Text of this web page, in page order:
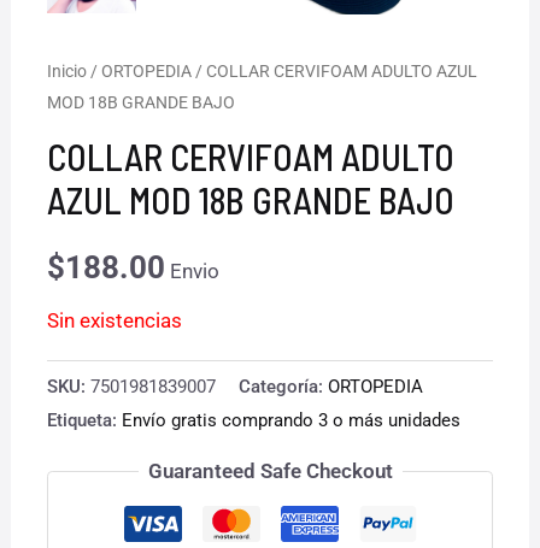
Inicio /ORTOPEDIA / COLLAR CERVIFOAM ADULTO AZUL
MOD 18B GRANDE BAJO
COLLAR CERVIFOAM ADULTO
AZUL MOD 18B GRANDE BAJO
$188.00 Envio
Sin existencias
SKU:7501981839007 Categoría:ORTOPEDIA
Etiqueta: Envío gratis comprando 3 o más unidades
Guaranteed Safe Checkout